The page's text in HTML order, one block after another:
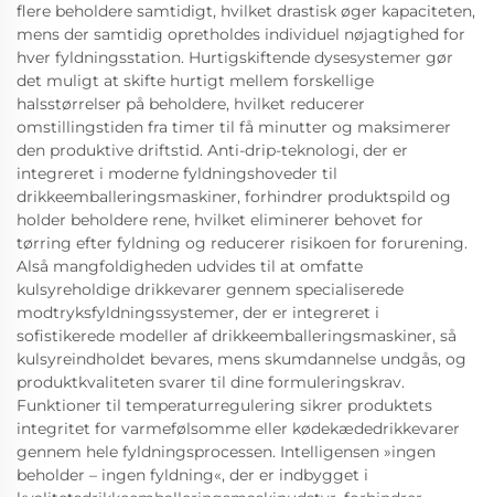
flere beholdere samtidigt, hvilket drastisk øger kapaciteten,
mens der samtidig opretholdes individuel nøjagtighed for
hver fyldningsstation. Hurtigskiftende dysesystemer gør
det muligt at skifte hurtigt mellem forskellige
halsstørrelser på beholdere, hvilket reducerer
omstillingstiden fra timer til få minutter og maksimerer
den produktive driftstid. Anti-drip-teknologi, der er
integreret i moderne fyldningshoveder til
drikkeemballeringsmaskiner, forhindrer produktspild og
holder beholdere rene, hvilket eliminerer behovet for
tørring efter fyldning og reducerer risikoen for forurening.
Alså mangfoldigheden udvides til at omfatte
kulsyreholdige drikkevarer gennem specialiserede
modtryksfyldningssystemer, der er integreret i
sofistikerede modeller af drikkeemballeringsmaskiner, så
kulsyreindholdet bevares, mens skumdannelse undgås, og
produktkvaliteten svarer til dine formuleringskrav.
Funktioner til temperaturregulering sikrer produktets
integritet for varmefølsomme eller kødekædedrikkevarer
gennem hele fyldningsprocessen. Intelligensen »ingen
beholder – ingen fyldning«, der er indbygget i